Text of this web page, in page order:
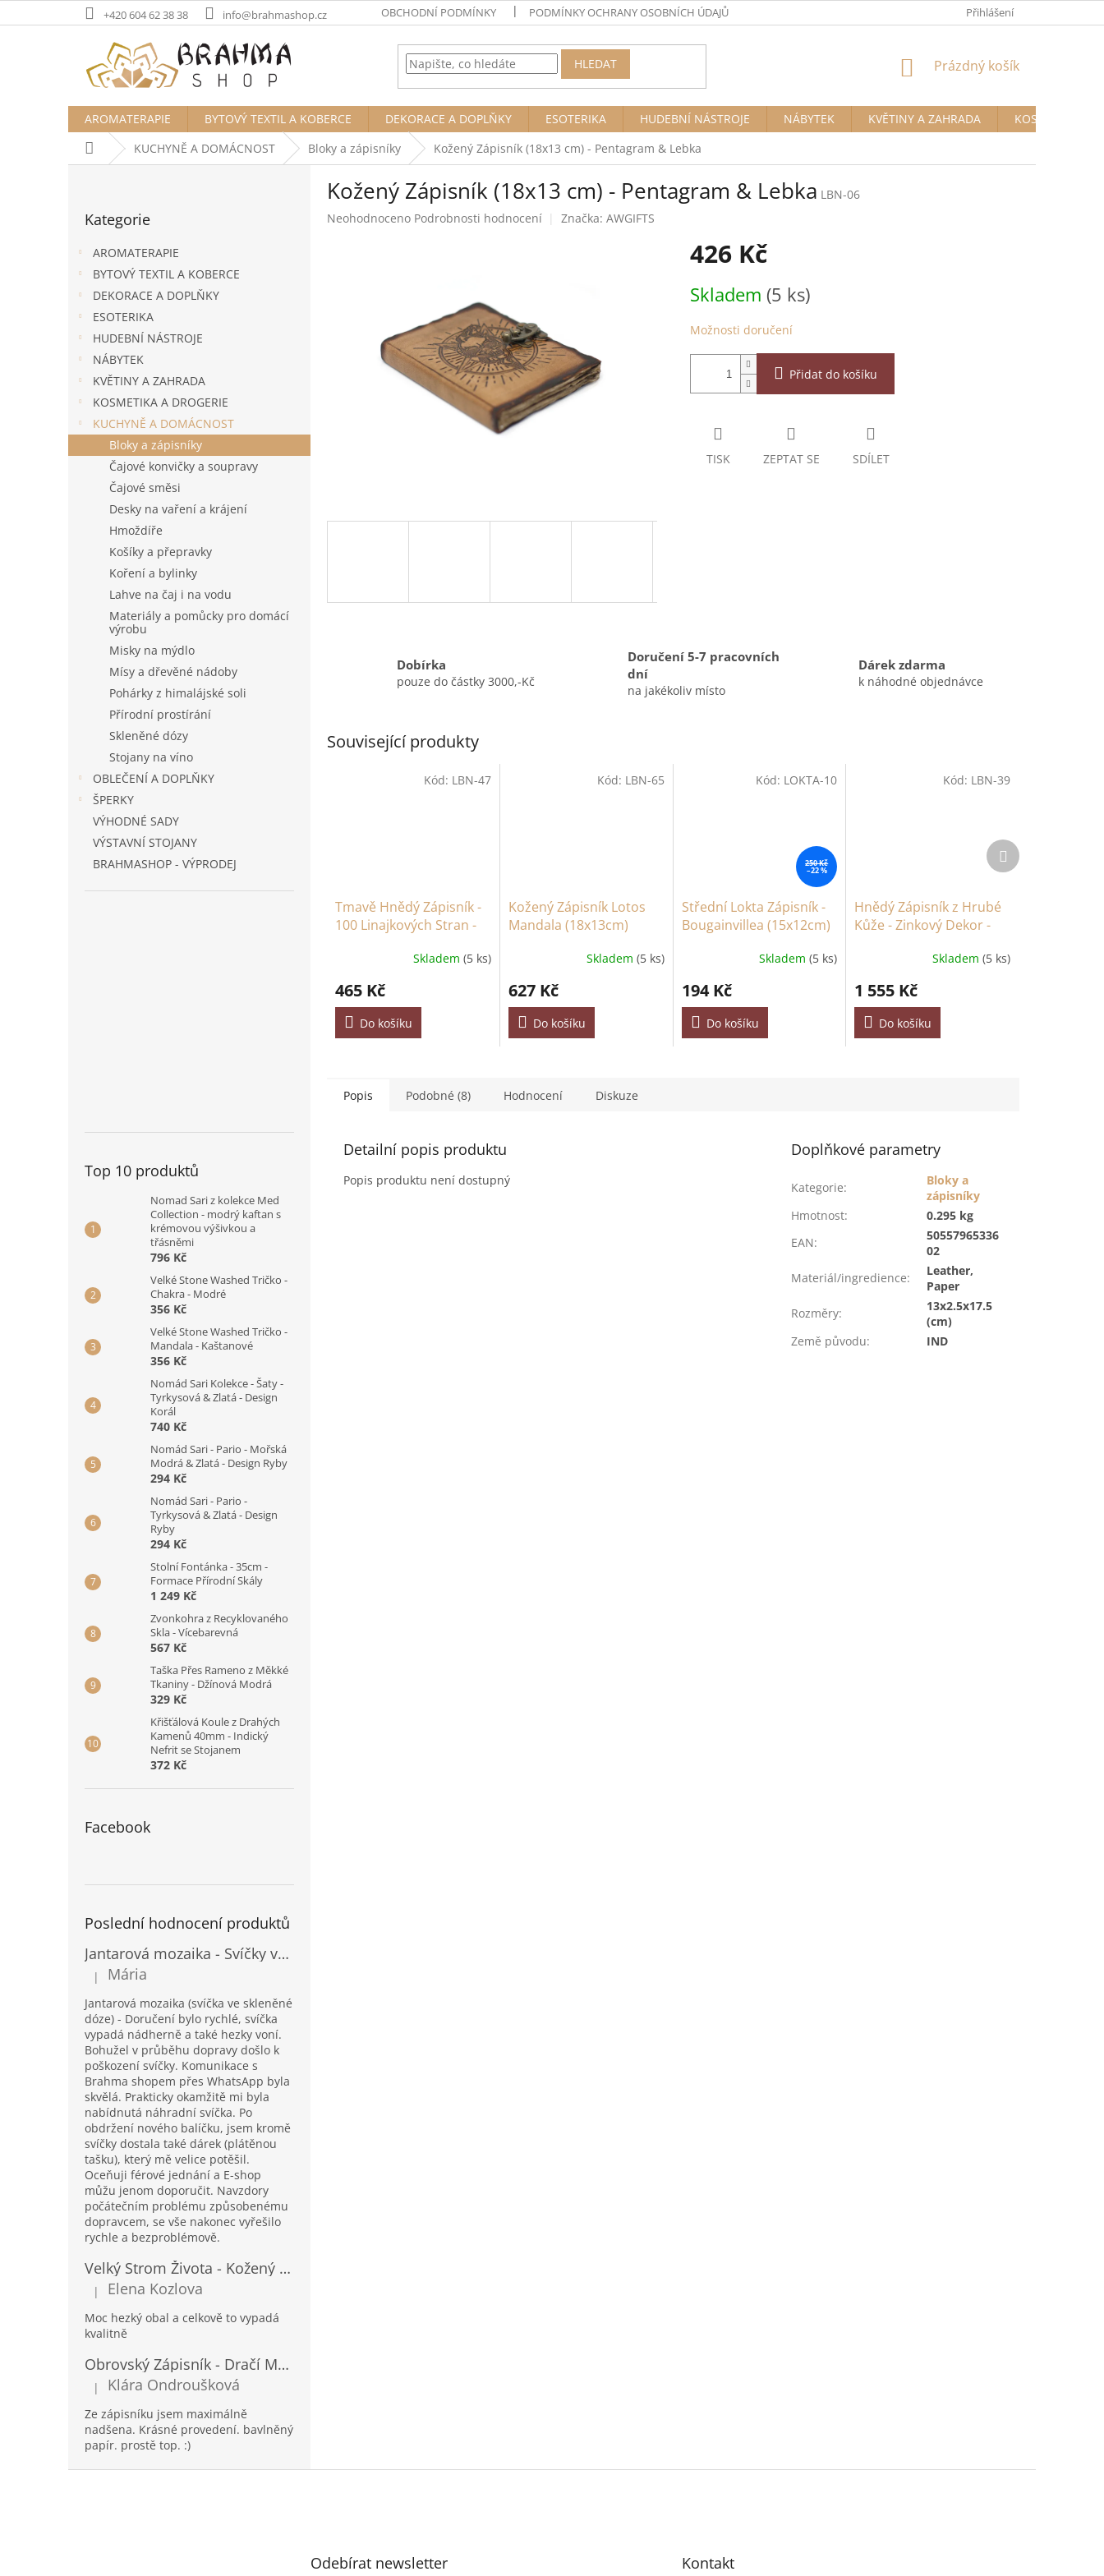
na
+420 604 62 38 38 info@brahmashop.cz OBCHODNÍ PODMÍNKY PODMÍNKY OCHRANY OSOBNÍCH ÚDAJŮ Přihlášení
HLEDAT
NÁKUPNÍ
Prázdný košík
AROMATERAPIE BYTOVÝ TEXTIL A KOBERCE DEKORACE A DOPLŇKY ESOTERIKA HUDEBNÍ NÁSTROJE NÁBYTEK KVĚTINY A ZAHRADA
KOSMETIKA A
Domů KUCHYNĚ A DOMÁCNOST Bloky a zápisníky Kožený Zápisník (18x13 cm) - Pentagram & Lebka
kategorie
Kategorie
AROMATERAPIE
BYTOVÝ TEXTIL A KOBERCE
DEKORACE A DOPLŇKY
ESOTERIKA
HUDEBNÍ NÁSTROJE
NÁBYTEK
KVĚTINY A ZAHRADA
KOSMETIKA A DROGERIE
KUCHYNĚ A DOMÁCNOST
Bloky a zápisníky
Čajové konvičky a soupravy
Čajové směsi
Desky na vaření a krájení
Hmoždíře
Košíky a přepravky
Koření a bylinky
Lahve na čaj i na vodu
Materiály a pomůcky pro domácí
výrobu
Misky na mýdlo
Mísy a dřevěné nádoby
Pohárky z himalájské soli
Přírodní prostírání
Skleněné dózy
Stojany na víno
OBLEČENÍ A DOPLŇKY
ŠPERKY
VÝHODNÉ SADY
VÝSTAVNÍ STOJANY
BRAHMASHOP - VÝPRODEJ
Top 10 produktů
Nomad Sari z kolekce Med
Collection - modrý kaftan s
krémovou výšivkou a
třásněmi
796 Kč
Velké Stone Washed Tričko -
Chakra - Modré
356 Kč
Velké Stone Washed Tričko -
Mandala - Kaštanové
356 Kč
Nomád Sari Kolekce - Šaty -
Tyrkysová & Zlatá - Design
Korál
740 Kč
Nomád Sari - Pario - Mořská
Modrá & Zlatá - Design Ryby
294 Kč
Nomád Sari - Pario -
Tyrkysová & Zlatá - Design
Ryby
294 Kč
Stolní Fontánka - 35cm -
Formace Přírodní Skály
1 249 Kč
Zvonkohra z Recyklovaného
Skla - Vícebarevná
567 Kč
Taška Přes Rameno z Měkké
Tkaniny - Džínová Modrá
329 Kč
Křišťálová Koule z Drahých
Kamenů 40mm - Indický
Nefrit se Stojanem
372 Kč
Facebook
Poslední hodnocení produktů
Jantarová mozaika - Svíčky ve skleněných dózách - Vysoké
Hodnocení produktu je 5 z 5 hvězdiček.
| Mária
Jantarová mozaika (svíčka ve skleněné
dóze) - Doručení bylo rychlé, svíčka
vypadá nádherně a také hezky voní.
Bohužel v průběhu dopravy došlo k
poškození svíčky. Komunikace s
Brahma shopem přes WhatsApp byla
skvělá. Prakticky okamžitě mi byla
nabídnutá náhradní svíčka. Po
obdržení nového balíčku, jsem kromě
svíčky dostala také dárek (plátěnou
tašku), který mě velice potěšil.
Oceňuji férové jednání a E-shop
můžu jenom doporučit. Navzdory
počátečním problému způsobenému
dopravcem, se vše nakonec vyřešilo
rychle a bezproblémově.
Velký Strom Života - Kožený Zápisník se Šňůrkou a Kamínkem - 20x16x2cm - 160 Stran
Hodnocení produktu je 5 z 5 hvězdiček.
| Elena Kozlova
Moc hezký obal a celkově to vypadá
kvalitně
Obrovský Zápisník - Dračí Mandala s Chakra Kameny - 100 Stran - 25x34cm
Hodnocení produktu je 5 z 5 hvězdiček.
| Klára Ondroušková
Ze zápisníku jsem maximálně
nadšena. Krásné provedení. bavlněný
papír. prostě top. :)
Kožený Zápisník (18x13 cm) - Pentagram & Lebka LBN-06
Průměrné
Neohodnoceno Podrobnosti hodnocení Značka: AWGIFTS
426 Kč
cena:
Skladem (5 ks)
Možnosti doručení
Přidat do košíku
TISK ZEPTAT SE SDÍLET
Dobírka
pouze do částky 3000,-Kč
Doručení 5-7 pracovních
dní
na jakékoliv místo
Dárek zdarma
k náhodné objednávce
Související produkty
Tmavě Hnědý Zápisník -
100 Linajkových Stran -
Skladem (5 ks)
465 Kč
Do košíku
Kód: LBN-47
Kožený Zápisník Lotos
Mandala (18x13cm)
Skladem (5 ks)
627 Kč
Do košíku
Kód: LBN-65
250 Kč
–22 %
Střední Lokta Zápisník -
Bougainvillea (15x12cm)
Skladem(5 ks)
194 Kč
Do košíku
Kód: LOKTA-10
Hnědý Zápisník z Hrubé
Kůže - Zinkový Dekor -
Ozdobním Okrajem -
Skladem (5 ks)
1 555 Kč
Do košíku
Kód: LBN-39
Další
produkt
Popis Podobné (8) Hodnocení Diskuze
Detailní popis produktu
Popis produktu není dostupný
Doplňkové parametry
Kategorie:
Bloky a
zápisníky
Hmotnost:
0.295 kg
EAN:
50557965336
02
Materiál/ingredience:
Leather,
Paper
Rozměry:
13x2.5x17.5
(cm)
Země původu: IND
Odebírat newsletter Kontakt